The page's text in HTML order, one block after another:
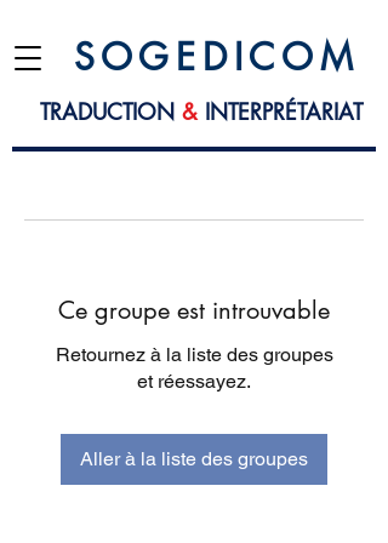
S O G E D I C O M
TRADUCTION &INTERPRÉTARIAT
Ce groupe est introuvable
Retournez à la liste des groupes
et réessayez.
Aller à la liste des groupes